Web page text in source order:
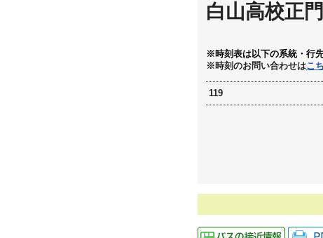
白山高校正
※時刻表は以下の系統・行
※時刻のお問い合わせはこ
119